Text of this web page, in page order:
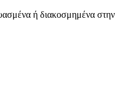
ή διακοσμημένα στην